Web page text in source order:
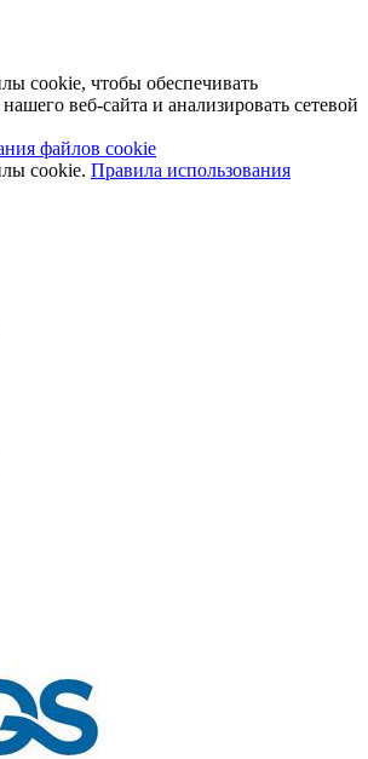
cookie, чтобы обеспечивать
веб-сайта и анализировать сетевой
файлов cookie
cookie. Правила использования